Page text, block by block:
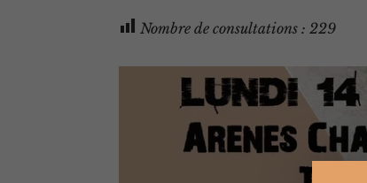
Nombre de consultations : 229